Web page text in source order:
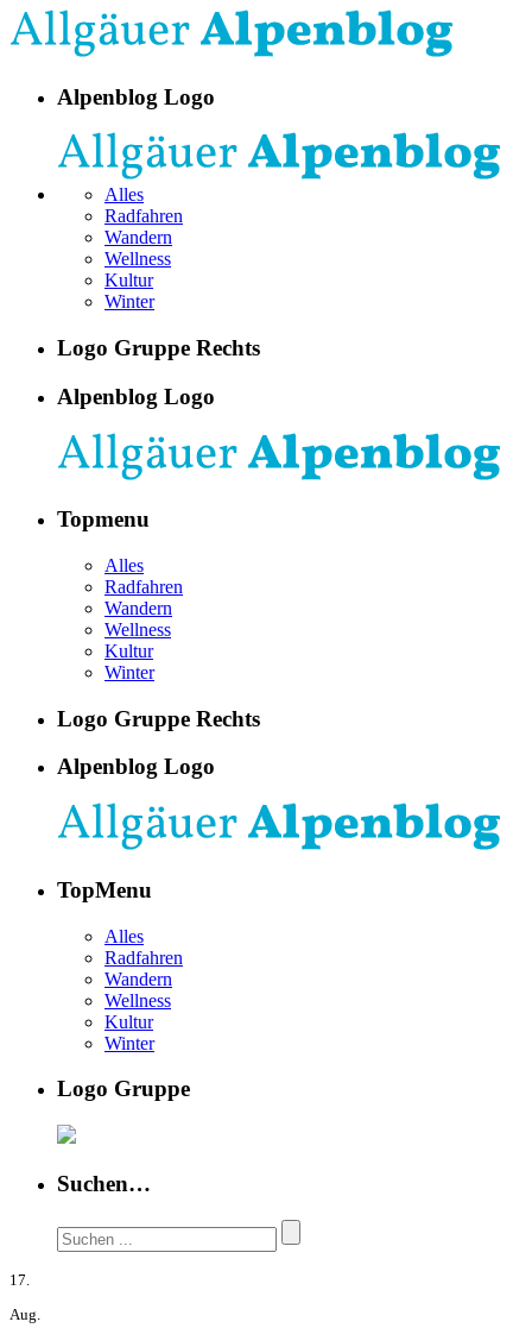
Alpenblog Logo
Alles
Radfahren
Wandern
Wellness
Kultur
Winter
Logo Gruppe Rechts
Alpenblog Logo
Topmenu
Alles
Radfahren
Wandern
Wellness
Kultur
Winter
Logo Gruppe Rechts
Alpenblog Logo
TopMenu
Alles
Radfahren
Wandern
Wellness
Kultur
Winter
Logo Gruppe
Suchen…
17.
Aug.